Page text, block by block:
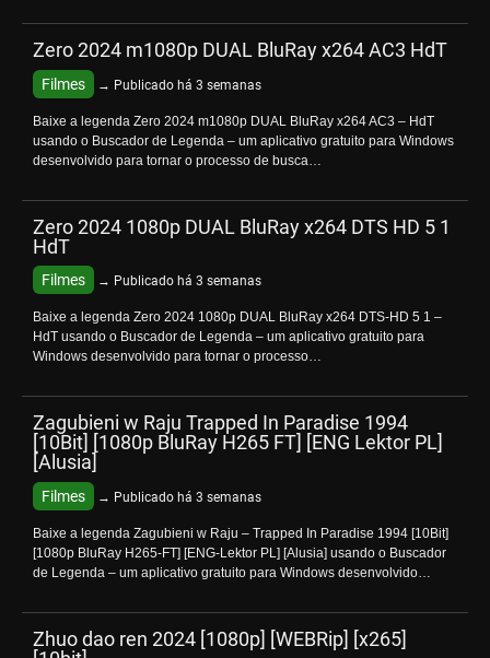
Zero 2024 m1080p DUAL BluRay x264 AC3 HdT
Filmes → Publicado há 3 semanas
Baixe a legenda Zero 2024 m1080p DUAL BluRay x264 AC3 – HdT
usando o Buscador de Legenda – um aplicativo gratuito para Windows
desenvolvido para tornar o processo de busca…
Zero 2024 1080p DUAL BluRay x264 DTS HD 5 1
HdT
Filmes → Publicado há 3 semanas
Baixe a legenda Zero 2024 1080p DUAL BluRay x264 DTS-HD 5 1 –
HdT usando o Buscador de Legenda – um aplicativo gratuito para
Windows desenvolvido para tornar o processo…
Zagubieni w Raju Trapped In Paradise 1994
[10Bit] [1080p BluRay H265 FT] [ENG Lektor PL]
[Alusia]
Filmes → Publicado há 3 semanas
Baixe a legenda Zagubieni w Raju – Trapped In Paradise 1994 [10Bit]
[1080p BluRay H265-FT] [ENG-Lektor PL] [Alusia] usando o Buscador
de Legenda – um aplicativo gratuito para Windows desenvolvido…
Zhuo dao ren 2024 [1080p] [WEBRip] [x265]